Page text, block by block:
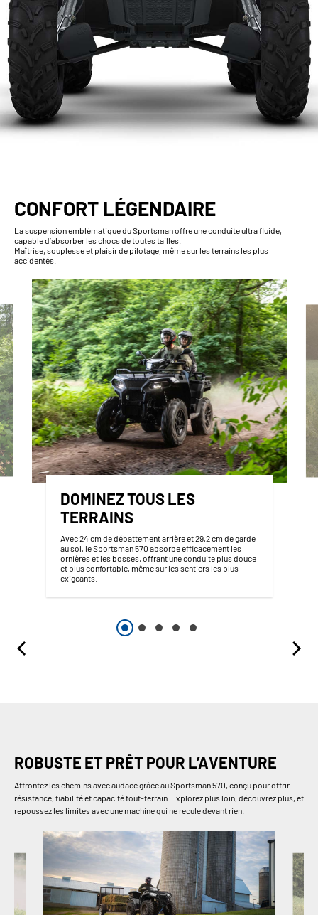
CONFORT LÉGENDAIRE
La suspension emblématique du Sportsman offre une conduite ultra fluide,
capable d’absorber les chocs de toutes tailles.
Maîtrise, souplesse et plaisir de pilotage, même sur les terrains les plus
accidentés.
DOMINEZ TOUS LES
TERRAINS
Avec 24 cm de débattement arrière et 29,2 cm de garde
au sol, le Sportsman 570 absorbe efficacement les
ornières et les bosses, offrant une conduite plus douce
et plus confortable, même sur les sentiers les plus
exigeants.
ROBUSTE ET PRÊT POUR L’AVENTURE
Affrontez les chemins avec audace grâce au Sportsman 570, conçu pour offrir
résistance, fiabilité et capacité tout-terrain. Explorez plus loin, découvrez plus, et
repoussez les limites avec une machine qui ne recule devant rien.